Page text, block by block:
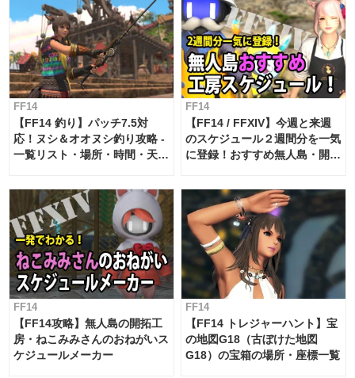
FF14
【FF14 釣り】パッチ7.5対
応！ヌシ＆オオヌシ釣り攻略 -
一覧リスト・場所・時間・天
FF14
【FF14 / FFXIV】今週と来週
のスケジュール２週間分を一気
に登録！おすすめ無人島・開拓
対応 / 毎週更新中】
FF14
【FF14攻略】無人島の開拓工
房・ねこみみさんのおねがいス
ケジュールメーカー
FF14
【FF14 トレジャーハント】宝
の地図G18（古ぼけた地図
G18）の宝箱の場所・座標一覧